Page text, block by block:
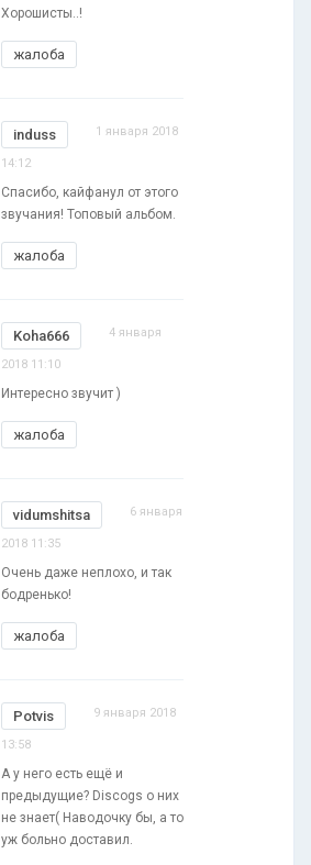
Хорошисты..!
жалоба
induss 1 января 2018
14:12
Спасибо, кайфанул от этого
звучания! Топовый альбом.
жалоба
Koha666 4 января
2018 11:10
Интересно звучит )
жалоба
vidumshitsa 6 января
2018 11:35
Очень даже неплохо, и так
бодренько!
жалоба
Potvis 9 января 2018
13:58
А у него есть ещё и
предыдущие? Discogs о них
не знает( Наводочку бы, а то
уж больно доставил.